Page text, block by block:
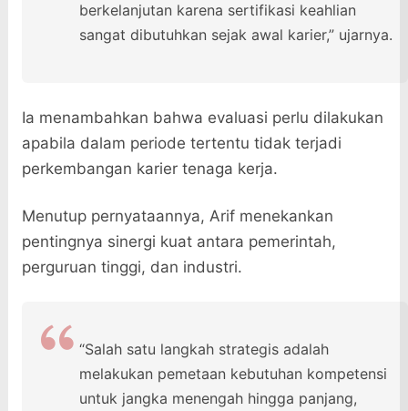
berkelanjutan karena sertifikasi keahlian
sangat dibutuhkan sejak awal karier,” ujarnya.
Ia menambahkan bahwa evaluasi perlu dilakukan
apabila dalam periode tertentu tidak terjadi
perkembangan karier tenaga kerja.
Menutup pernyataannya, Arif menekankan
pentingnya sinergi kuat antara pemerintah,
perguruan tinggi, dan industri.
“Salah satu langkah strategis adalah
melakukan pemetaan kebutuhan kompetensi
untuk jangka menengah hingga panjang,